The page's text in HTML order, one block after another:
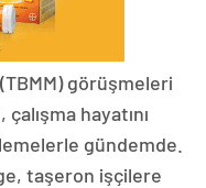
görüşmeleri
hayatını
gündemde.
taşeron işçilere